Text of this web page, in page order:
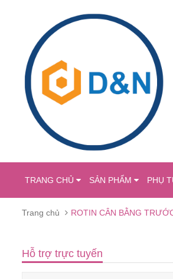
TRANG CHỦ SẢN PHẨM PHỤ
Trang chủ ROTIN CÂN BẰNG
Hỗ trợ trực tuyến